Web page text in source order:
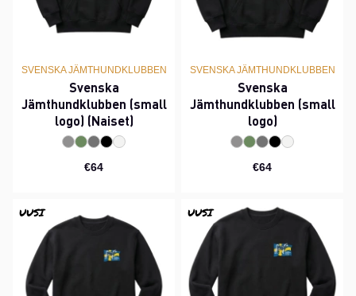
SVENSKA JÄMTHUNDKLUBBEN
Svenska
Jämthundklubben (small
logo) (Naiset)
€64
SVENSKA JÄMTHUNDKLUBBEN
Svenska
Jämthundklubben (small
logo)
€64
UUSI UUSI